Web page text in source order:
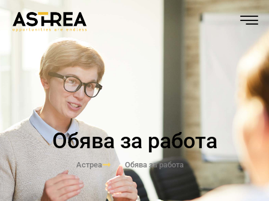
Обява за работа
Астреа Обява за работа